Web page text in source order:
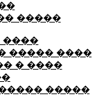
�����
����
����� ����
� ����
�����